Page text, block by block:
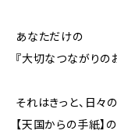
あなただけの
『大切なつながりの
それはきっと、日々
【天国からの手紙】